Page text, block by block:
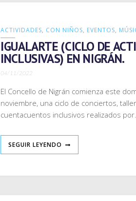
ACTIVIDADES, CON NIÑOS, EVENTOS,
IGUALARTE (CICLO DE
INCLUSIVAS) EN NIGRÁN.
04/11/2022
El Concello de Nigrán comienza este
noviembre, una ciclo de conciertos,
cuentacuentos inclusivos realizados
SEGUIR LEYENDO